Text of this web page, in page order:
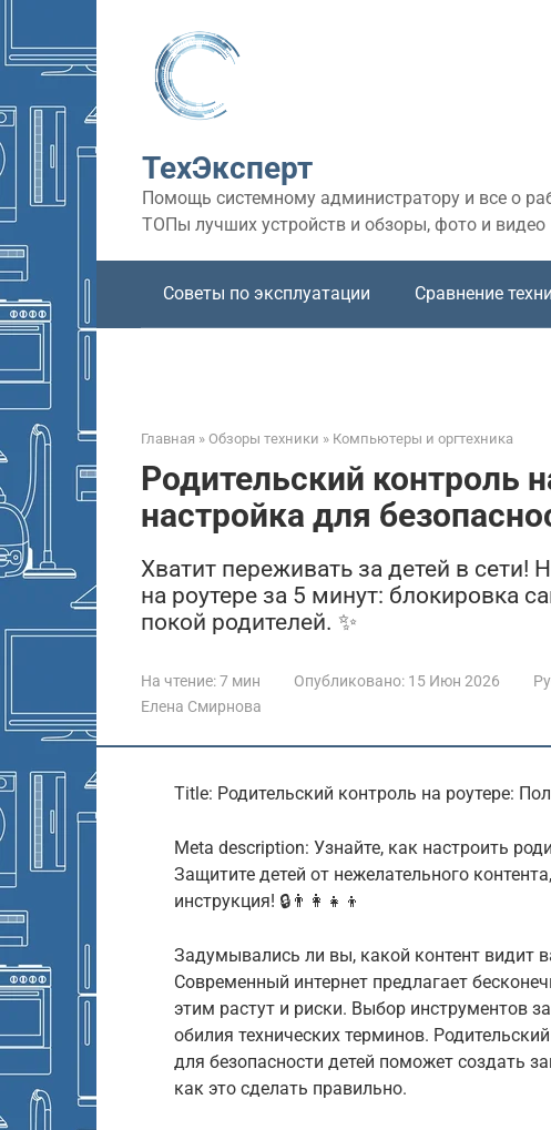
контенту
ТехЭксперт
Помощь системному администратору и все о
ТОПы лучших устройств и обзоры, фото и видео
Советы по эксплуатации Сравнение
Главная » Обзоры техники » Компьютеры и оргтехника
Родительский контроль
настройка для
Хватит переживать за детей в сети!
на роутере за 5 минут: блокировка
покой родителей. ✨
На чтение:7 мин Опубликовано: 15 Июн 2026
Елена Смирнова
Title: Родительский контроль на роутере:
Meta description: Узнайте, как настроить
Защитите детей от нежелательного
инструкция! 🔒👨‍👩‍👧‍👦
Задумывались ли вы, какой контент видит
Современный интернет предлагает
этим растут и риски. Выбор инструментов
обилия технических терминов.
для безопасности детей поможет создать
как это сделать правильно.